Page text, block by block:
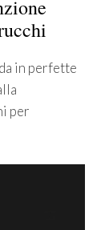
in perfette
per